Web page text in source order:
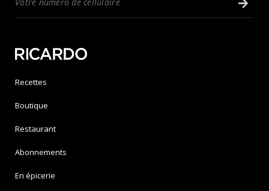
Recettes
Boutique
Restaurant
Abonnements
En épicerie